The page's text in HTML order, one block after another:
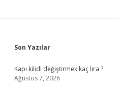
Sidebar
Son Yazılar
Kapı kilidi değiştirmek kaç lira ?
Ağustos 7, 2026